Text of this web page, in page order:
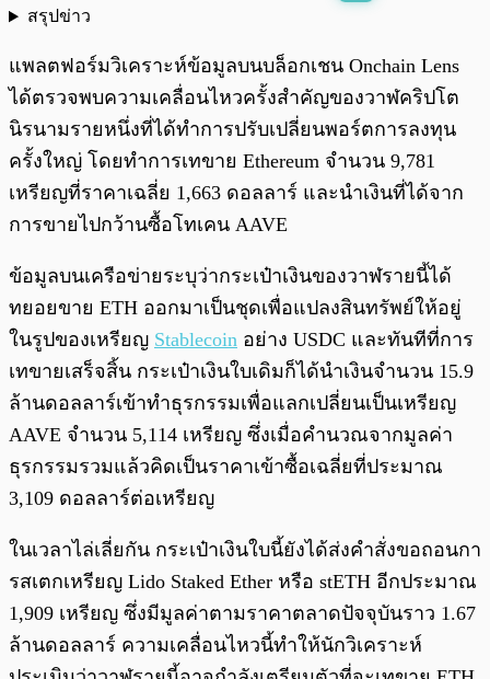
สรุปข่าว
แพลตฟอร์มวิเคราะห์ข้อมูลบนบล็อกเชน Onchain Lens
ได้ตรวจพบความเคลื่อนไหวครั้งสำคัญของวาฬคริปโต
นิรนามรายหนึ่งที่ได้ทำการปรับเปลี่ยนพอร์ตการลงทุน
ครั้งใหญ่ โดยทำการเทขาย Ethereum จำนวน 9,781
เหรียญที่ราคาเฉลี่ย 1,663 ดอลลาร์ และนำเงินที่ได้จาก
การขายไปกว้านซื้อโทเคน AAVE
ข้อมูลบนเครือข่ายระบุว่ากระเป๋าเงินของวาฬรายนี้ได้
ทยอยขาย ETH ออกมาเป็นชุดเพื่อแปลงสินทรัพย์ให้อยู่
ในรูปของเหรียญ Stablecoin อย่าง USDC และทันทีที่การ
เทขายเสร็จสิ้น กระเป๋าเงินใบเดิมก็ได้นำเงินจำนวน 15.9
ล้านดอลลาร์เข้าทำธุรกรรมเพื่อแลกเปลี่ยนเป็นเหรียญ
AAVE จำนวน 5,114 เหรียญ ซึ่งเมื่อคำนวณจากมูลค่า
ธุรกรรมรวมแล้วคิดเป็นราคาเข้าซื้อเฉลี่ยที่ประมาณ
3,109 ดอลลาร์ต่อเหรียญ
ในเวลาไล่เลี่ยกัน กระเป๋าเงินใบนี้ยังได้ส่งคำสั่งขอถอนกา
รสเตกเหรียญ Lido Staked Ether หรือ stETH อีกประมาณ
1,909 เหรียญ ซึ่งมีมูลค่าตามราคาตลาดปัจจุบันราว 1.67
ล้านดอลลาร์ ความเคลื่อนไหวนี้ทำให้นักวิเคราะห์